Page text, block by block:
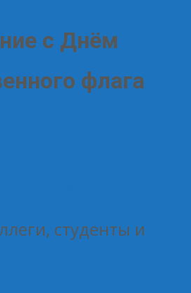
с Днём
флага
студенты и